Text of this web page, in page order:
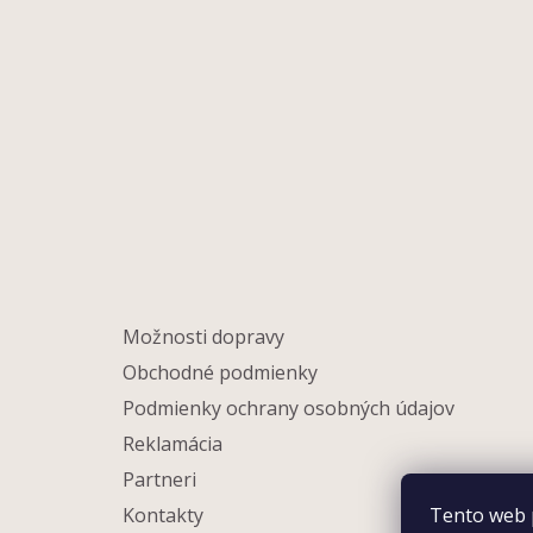
Tento web
Možnosti dopravy
Obchodné podmienky
Podmienky ochrany osobných údajov
Reklamácia
Partneri
Kontakty